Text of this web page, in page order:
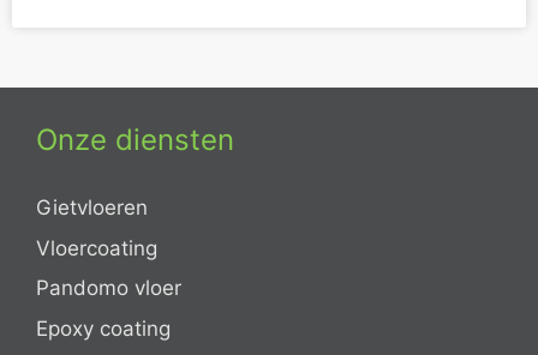
Onze diensten
Gietvloeren
Vloercoating
Pandomo vloer
Epoxy coating